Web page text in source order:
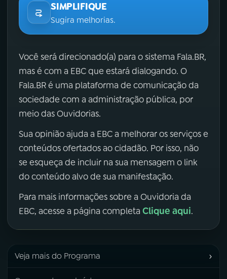
SIMPLIFIQUE
Sugira melhorias.
Você será direcionado(a) para o sistema Fala.BR,
mas é com a EBC que estará dialogando. O
Fala.BR é uma plataforma de comunicação da
sociedade com a administração pública, por
meio das Ouvidorias.
Sua opinião ajuda a EBC a melhorar os serviços e
conteúdos ofertados ao cidadão. Por isso, não
se esqueça de incluir na sua mensagem o link
do conteúdo alvo de sua manifestação.
Para mais informações sobre a Ouvidoria da
EBC, acesse a página completa Clique aqui.
Veja mais do Programa ›